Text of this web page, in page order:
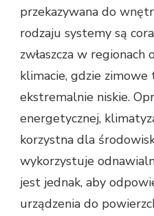
przekazywana do
rodzaju systemy są
zwłaszcza w
klimacie, gdzie
ekstremalnie niskie.
energetycznej,
korzystna dla
wykorzystuje
jest jednak, aby
urządzenia do